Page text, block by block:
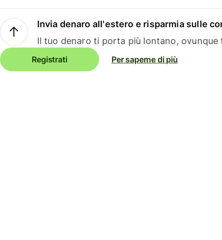
Invia denaro all'estero e risparmia sulle
Il tuo denaro ti porta più lontano, ovunque
Registrati Per saperne di più